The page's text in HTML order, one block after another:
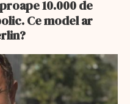
Ce model ar